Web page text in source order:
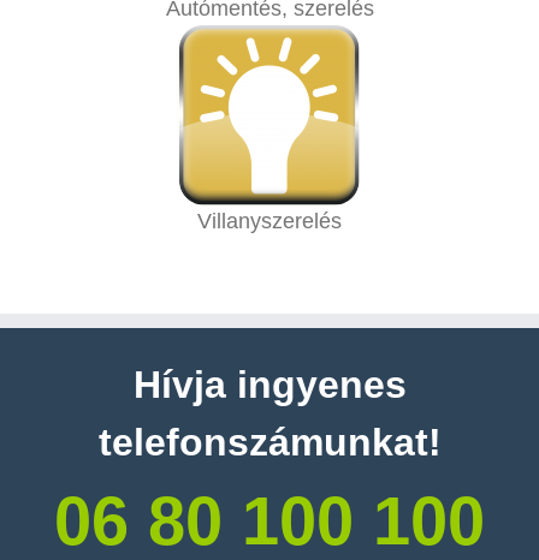
Autómentés, szerelés
Villanyszerelés
Hívja ingyenes
telefonszámunkat!
06 80 100 100